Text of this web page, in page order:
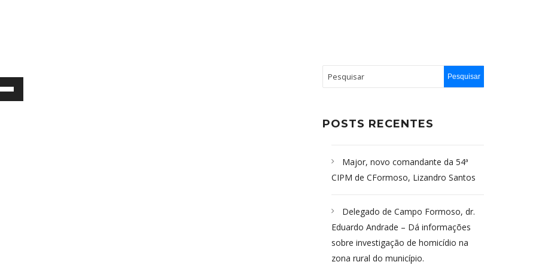
POSTS RECENTES
Major, novo comandante da 54ª
CIPM de CFormoso, Lizandro Santos
Delegado de Campo Formoso, dr.
Eduardo Andrade – Dá informações
sobre investigação de homicídio na
zona rural do município.